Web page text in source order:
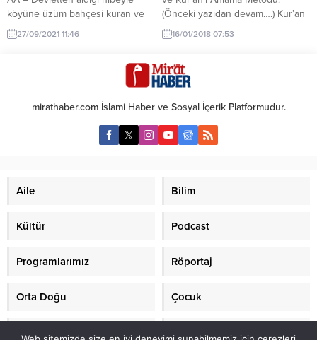
köyüne üzüm bahçesi kuran ve
ilk hasadında 10 ton rekolteye
ulaşan Uşaklı kadın, yeni
alana çıkarmayı hedefliyor. Sivaslı
ilçesine bağlı Yayalar köyünde eşi
Serdal Vural ile bakkal işleten 3
çocuk annesi 42 yaşındaki Dilek
Vural, köye yakın noktadaki 8
dekar büyüklüğündeki...
27/09/2021 11:46
(Önceki yazıdan devam….) Kur’an
üzerinde dikkatsiz, özensiz ve
keyfî çalışmalar yapıldığı ve adeta
çalışmalarının olmazssa olmazı
olarak görüldüğü bir gerçektir. Bir
diğer gerçek de hem
incelediğimiz meal çalışmasının
hem de sayıları birkaç yüzlere
ulaşmış olan diğer meal ve
16/01/2018 07:53
mirathaber.com İslami Haber ve Sosyal İçerik Platformudur.
Aile Bilim
Kültür Podcast
Programlarımız Röportaj
Orta Doğu Çocuk
Mirat TV Makaleler